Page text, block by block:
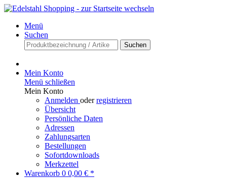
Menü
Suchen
Suchen
Mein Konto
Menü schließen
Mein Konto
Anmelden oderregistrieren
Übersicht
Persönliche Daten
Adressen
Zahlungsarten
Bestellungen
Sofortdownloads
Merkzettel
Warenkorb 0 0,00 € *